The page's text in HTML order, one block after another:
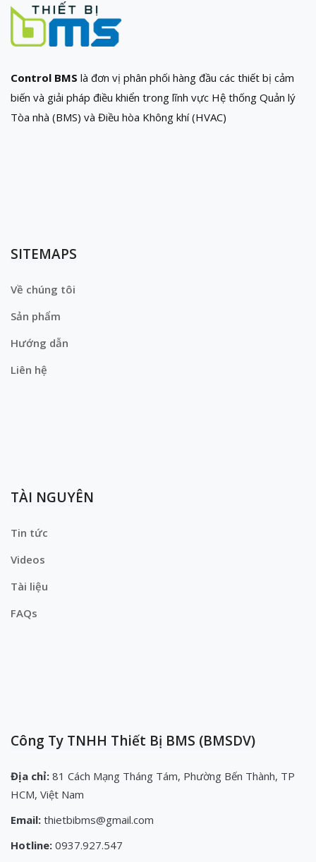
Control BMS là đơn vị phân phối hàng đầu các thiết bị cảm
biến và giải pháp điều khiển trong lĩnh vực Hệ thống Quản lý
Tòa nhà (BMS) và Điều hòa Không khí (HVAC)
SITEMAPS
Về chúng tôi
Sản phẩm
Hướng dẫn
Liên hệ
TÀI NGUYÊN
Tin tức
Videos
Tài liệu
FAQs
Công Ty TNHH Thiết Bị BMS (BMSDV)
Địa chỉ: 81 Cách Mạng Tháng Tám, Phường Bến Thành, TP
HCM, Việt Nam
Email: thietbibms@gmail.com
Hotline: 0937.927.547